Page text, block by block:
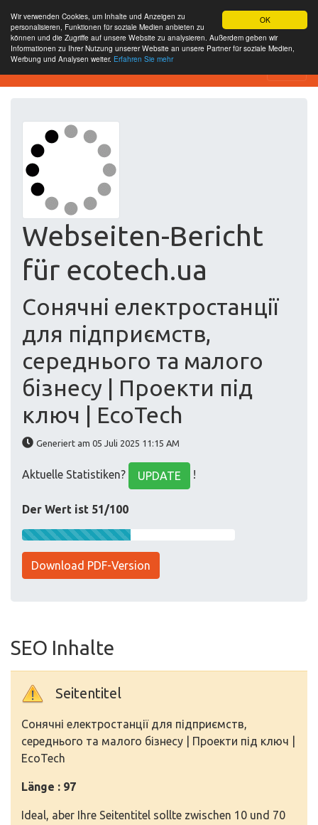
OK
Wir verwenden Cookies, um Inhalte und Anzeigen zu
personalisieren, Funktionen für soziale Medien anbieten zu
können und die Zugriffe auf unsere Website zu analysieren. Außerdem geben wir
Informationen zu Ihrer Nutzung unserer Website an unsere Partner für soziale Medien,
Werbung und Analysen weiter. Erfahren Sie mehr
Free SEO Testing Tool
Webseiten-Bericht
für ecotech.ua
Сонячні електростанції
для підприємств,
середнього та малого
бізнесу | Проекти під
ключ | EcoTech
Generiert am 05 Juli 2025 11:15 AM
Aktuelle Statistiken? UPDATE !
Der Wert ist 51/100
Download PDF-Version
SEO Inhalte
Seitentitel
Сонячні електростанції для підприємств,
середнього та малого бізнесу | Проекти під ключ |
EcoTech
Länge : 97
Ideal, aber Ihre Seitentitel sollte zwischen 10 und 70